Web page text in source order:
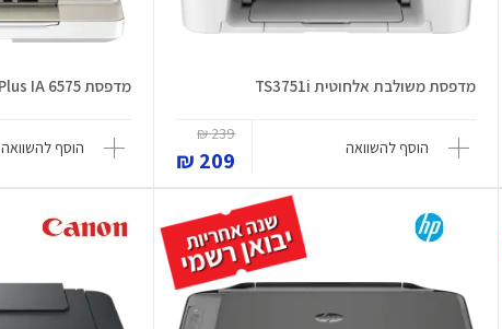
מדפסת משולבת אלחוטית TS3751i
הוסף להשוואה
239 ₪
209 ₪
מדפסת DeskJet Plus IA 6575
הוסף להשוואה